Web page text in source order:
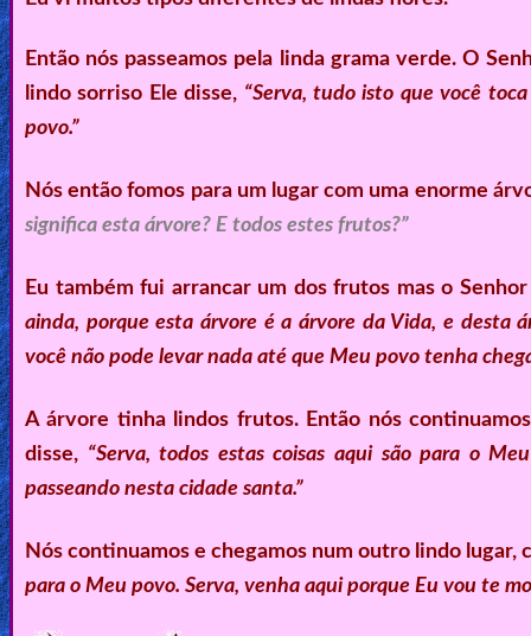
Então nós passeamos pela linda grama verde. O
lindo sorriso Ele disse, “Serva, tudo isto que você
povo.”
Nós então fomos para um lugar com uma enorme
significa esta árvore? E todos estes frutos?”
Eu também fui arrancar um dos frutos mas o
ainda, porque esta árvore é a árvore da Vida, e desta
você não pode levar nada até que Meu povo tenha
A árvore tinha lindos frutos. Então nós
disse, “Serva, todos estas coisas aqui são para o
passeando nesta cidade santa.”
Nós continuamos e chegamos num outro lindo
para o Meu povo. Serva, venha aqui porque Eu vou te